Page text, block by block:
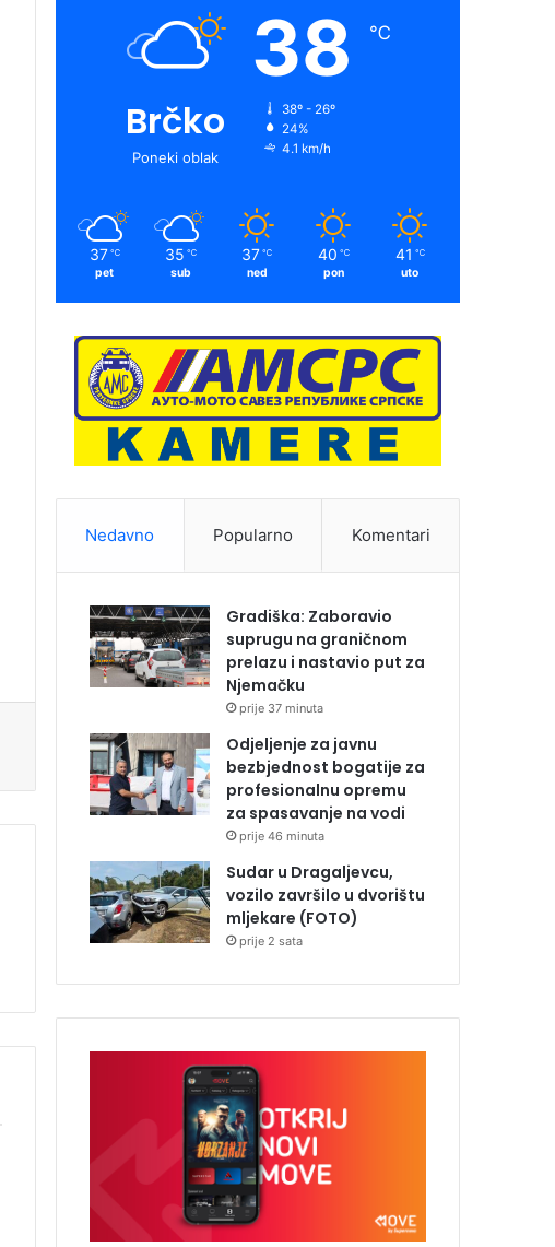
Brčko
Poneki oblak
38 ℃
38º - 26º
24%
4.1 km/h
37 ℃
pet
35 ℃
sub
37 ℃
ned
40 ℃
pon
41 ℃
uto
Nedavno Popularno Komentari
Gradiška: Zaboravio
suprugu na graničnom
prelazu i nastavio put za
Njemačku
prije 37 minuta
Odjeljenje za javnu
bezbjednost bogatije za
profesionalnu opremu
za spasavanje na vodi
prije 46 minuta
Sudar u Dragaljevcu,
vozilo završilo u dvorištu
mljekare (FOTO)
prije 2 sata